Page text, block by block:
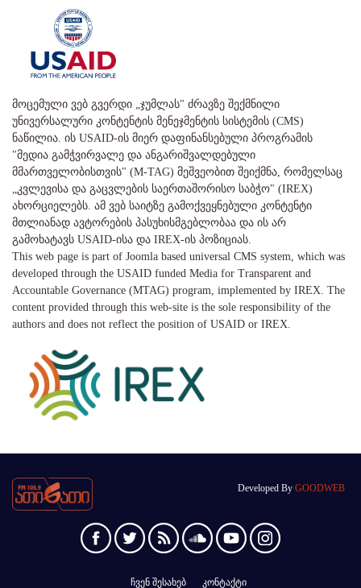
მოცემული ვებ გვერდი „ჯუმლას" ძრავზე შექმნილი
უნივერსალური კონტენტის მენეჯმენტის სისტემის (CMS)
ნაწილია. ის USAID-ის მიერ დაფინანსებული პროგრამის
"მედია გამჭვირვალე და ანგარიშვალდებული
მმართველობისთვის" (M-TAG) მეშვეობით შეიქმნა, რომელსაც
„კვლევისა და გაცვლების საერთაშორისო საბჭო" (IREX)
ახორციელებს. ამ ვებ საიტზე გამოქვეყნებული კონტენტი
მთლიანად ავტორების პასუხისმგებლობაა და ის არ
გამოხატავს USAID-ისა და IREX-ის პოზიციას.
This web page is part of Joomla based universal CMS system, which was
developed through the USAID funded Media for Transparent and
Accountable Governance (MTAG) program, implemented by IREX. The
content provided through this web-site is the sole responsibility of the
authors and does not reflect the position of USAID or IREX.
Developed By GOODWEB
ჩვენ შესახებ კონტაქტი